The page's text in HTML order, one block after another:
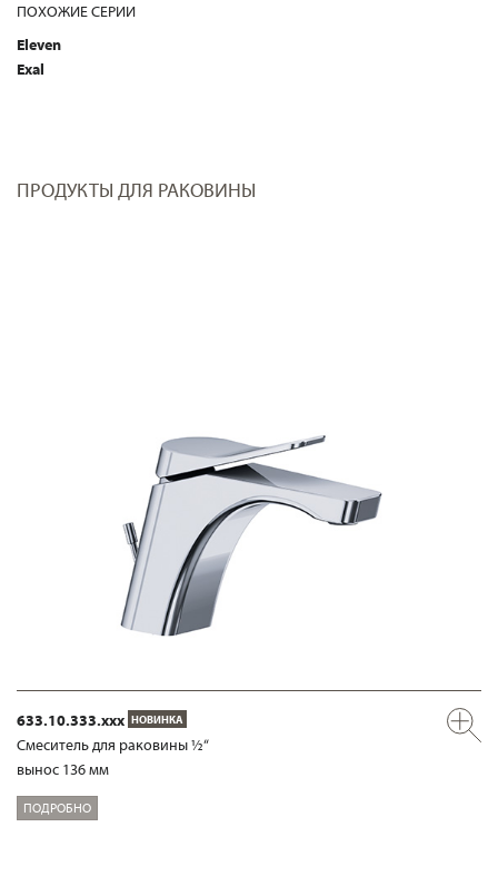
ПОХОЖИЕ СЕРИИ
Eleven
Exal
ПРОДУКТЫ ДЛЯ РАКОВИНЫ
633.10.333.xxx НОВИНКА
Смеситель для раковины ½“
вынос 136 мм
ПОДРОБНО